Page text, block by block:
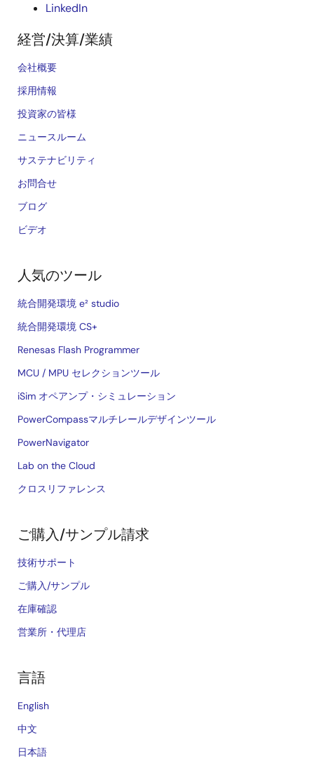
LinkedIn
経営/決算/業績
会社概要
採用情報
投資家の皆様
ニュースルーム
サステナビリティ
お問合せ
ブログ
ビデオ
人気のツール
統合開発環境 e² studio
統合開発環境 CS+
Renesas Flash Programmer
MCU / MPU セレクションツール
iSim オペアンプ・シミュレーション
PowerCompassマルチレールデザインツール
PowerNavigator
Lab on the Cloud
クロスリファレンス
ご購入/サンプル請求
技術サポート
ご購入/サンプル
在庫確認
営業所・代理店
言語
English
中文
日本語